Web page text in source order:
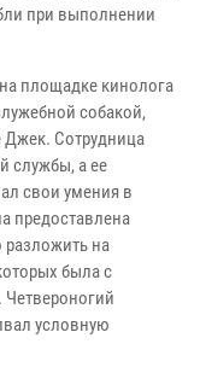
при выполнении
площадке кинолога
собакой,
Джек. Сотрудница
службы, а ее
свои умения в
предоставлена
разложить на
была с
Четвероногий
условную